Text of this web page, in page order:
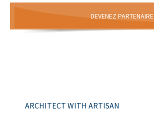
DEVENEZ PARTENAIRE
ARCHITECT WITH ARTISAN